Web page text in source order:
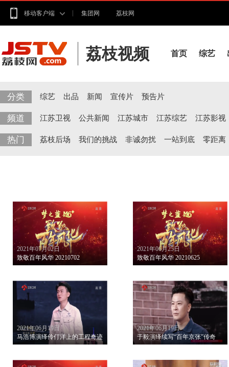
移动客户端 集团网 荔枝网
荔枝视频 首页 综艺
分类 综艺 出品 新闻 宣传片 预告片
频道 江苏卫视 公共新闻 江苏城市 江苏综艺 江苏影视
热门 荔枝后场 我们的挑战 非诚勿扰 一站到底 零距离
2021年07月02日
致敬百年风华 20210702
2021年06月25日
致敬百年风华 20210625
2021年06月19日
马浩博演绎伶仃洋上的工程奇迹
2021年06月19日
于毅演绎续写“百年京张”传奇